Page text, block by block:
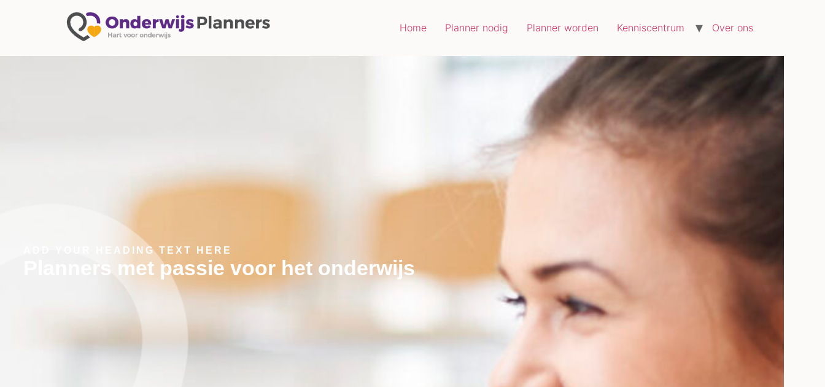
Home Planner nodig Planner worden Kenniscentrum Over ons
ADD YOUR HEADING TEXT HERE
Planners met passie voor het onderwijs